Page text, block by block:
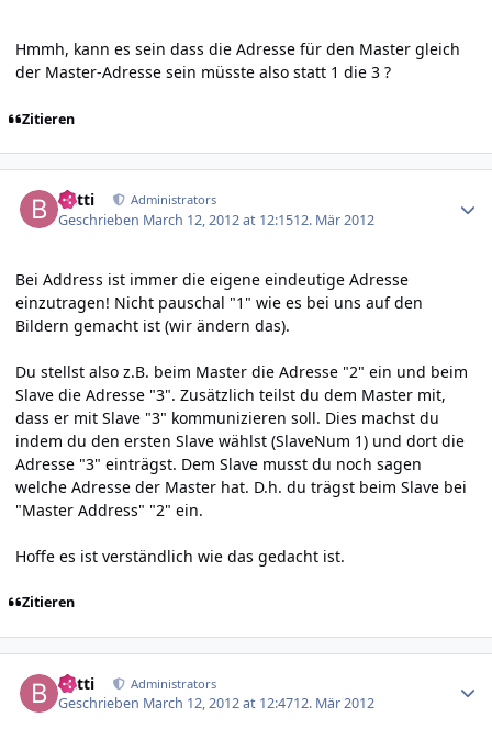
Hmmh, kann es sein dass die Adresse für den Master gleich
der Master-Adresse sein müsste also statt 1 die 3 ?
Zitieren
batti Administrators
Geschrieben March 12, 2012 at 12:1512. Mär 2012
Bei Address ist immer die eigene eindeutige Adresse
einzutragen! Nicht pauschal "1" wie es bei uns auf den
Bildern gemacht ist (wir ändern das).
Du stellst also z.B. beim Master die Adresse "2" ein und beim
Slave die Adresse "3". Zusätzlich teilst du dem Master mit,
dass er mit Slave "3" kommunizieren soll. Dies machst du
indem du den ersten Slave wählst (SlaveNum 1) und dort die
Adresse "3" einträgst. Dem Slave musst du noch sagen
welche Adresse der Master hat. D.h. du trägst beim Slave bei
"Master Address" "2" ein.
Hoffe es ist verständlich wie das gedacht ist.
Zitieren
batti Administrators
Geschrieben March 12, 2012 at 12:4712. Mär 2012